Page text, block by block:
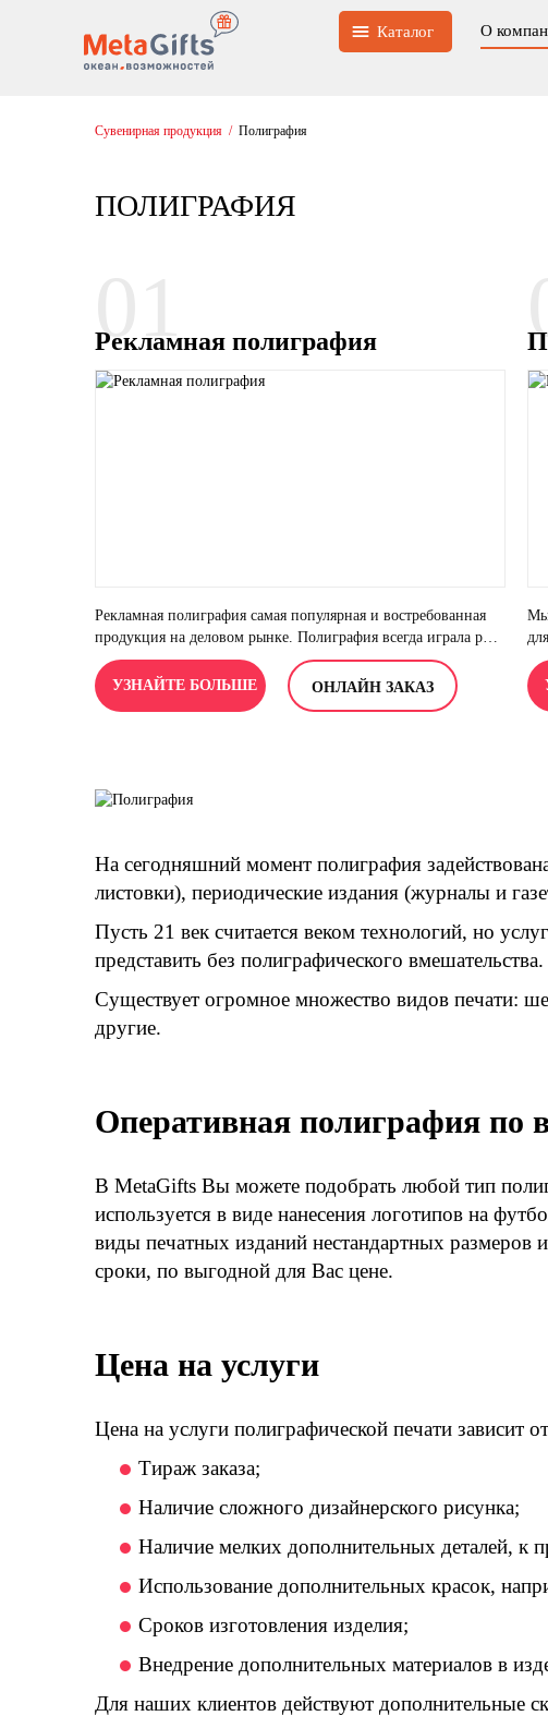
Каталог О
Сувенирная продукция / Полиграфия
ПОЛИГРАФИЯ
01
Рекламная полиграфия
Рекламная полиграфия самая популярная и востребованная
продукция на деловом рынке. Полиграфия всегда играла роль
в бизнесе и позиционировании товара. Лицо фирмы
(бренда) при правильной подаче делает образ узнаваемым и
востребованным. И в этом отлично помогает неповторимый
УЗНАЙТЕ БОЛЬШЕ ОНЛАЙН ЗАКАЗ
Мы
На сегодняшний момент полиграфия
листовки), периодические издания (журналы и
Пусть 21 век считается веком технологий, но
представить без полиграфического вмешательства.
Существует огромное множество видов печати:
другие.
Оперативная полиграфия по
В MetaGifts Вы можете подобрать любой тип
используется в виде нанесения логотипов на
виды печатных изданий нестандартных размеров
сроки, по выгодной для Вас цене.
Цена на услуги
Цена на услуги полиграфической печати зависит
Тираж заказа;
Наличие сложного дизайнерского рисунка;
Наличие мелких дополнительных деталей, к
Использование дополнительных красок,
Сроков изготовления изделия;
Внедрение дополнительных материалов в
Для наших клиентов действуют дополнительные